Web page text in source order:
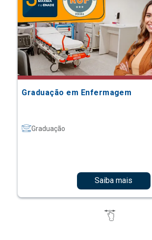
Graduação em Enfermagem
Graduação
Saiba mais